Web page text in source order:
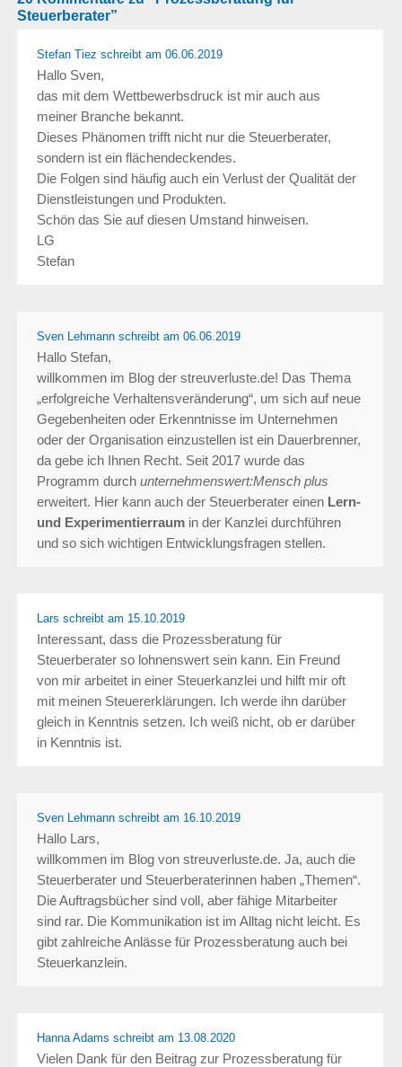
Steuerberater”
Stefan Tiez schreibt am 06.06.2019
Hallo Sven,
das mit dem Wettbewerbsdruck ist mir auch aus
meiner Branche bekannt.
Dieses Phänomen trifft nicht nur die Steuerberater,
sondern ist ein flächendeckendes.
Die Folgen sind häufig auch ein Verlust der Qualität der
Dienstleistungen und Produkten.
Schön das Sie auf diesen Umstand hinweisen.
LG
Stefan
Sven Lehmannschreibt am 06.06.2019
Hallo Stefan,
willkommen im Blog der streuverluste.de! Das Thema
„erfolgreiche Verhaltensveränderung“, um sich auf neue
Gegebenheiten oder Erkenntnisse im Unternehmen
oder der Organisation einzustellen ist ein Dauerbrenner,
da gebe ich Ihnen Recht. Seit 2017 wurde das
Programm durch unternehmenswert:Mensch plus
erweitert. Hier kann auch der Steuerberater einen Lern-
und Experimentierraumin der Kanzlei durchführen
und so sich wichtigen Entwicklungsfragen stellen.
Lars schreibt am 15.10.2019
Interessant, dass die Prozessberatung für
Steuerberater so lohnenswert sein kann. Ein Freund
von mir arbeitet in einer Steuerkanzlei und hilft mir oft
mit meinen Steuererklärungen. Ich werde ihn darüber
gleich in Kenntnis setzen. Ich weiß nicht, ob er darüber
in Kenntnis ist.
Sven Lehmann schreibt am 16.10.2019
Hallo Lars,
willkommen im Blog von streuverluste.de. Ja, auch die
Steuerberater und Steuerberaterinnen haben „Themen“.
Die Auftragsbücher sind voll, aber fähige Mitarbeiter
sind rar. Die Kommunikation ist im Alltag nicht leicht. Es
gibt zahlreiche Anlässe für Prozessberatung auch bei
Steuerkanzlein.
Hanna Adams schreibt am 13.08.2020
Vielen Dank für den Beitrag zur Prozessberatung für